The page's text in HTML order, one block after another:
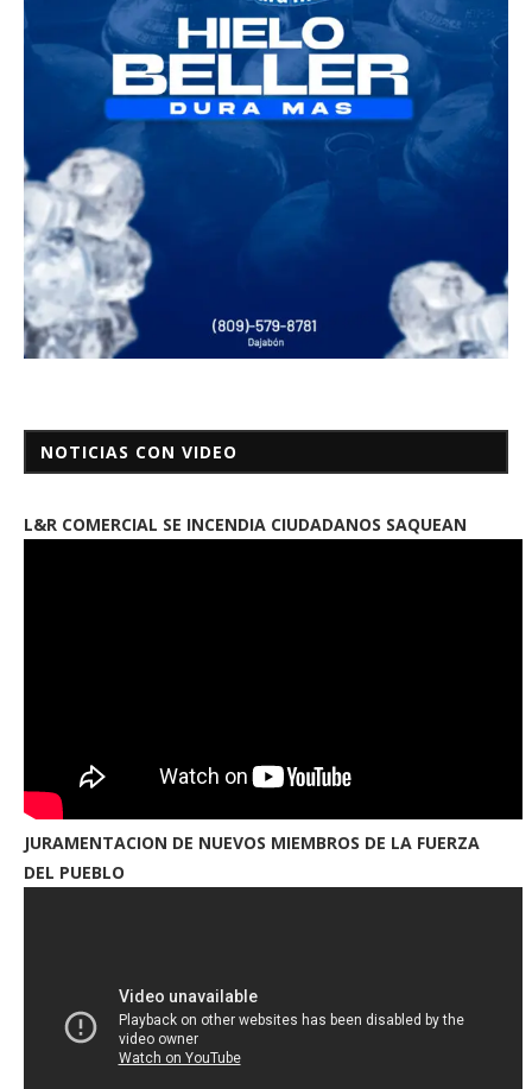
NOTICIAS CON VIDEO
L&R COMERCIAL SE INCENDIA CIUDADANOS SAQUEAN
JURAMENTACION DE NUEVOS MIEMBROS DE LA FUERZA
DEL PUEBLO